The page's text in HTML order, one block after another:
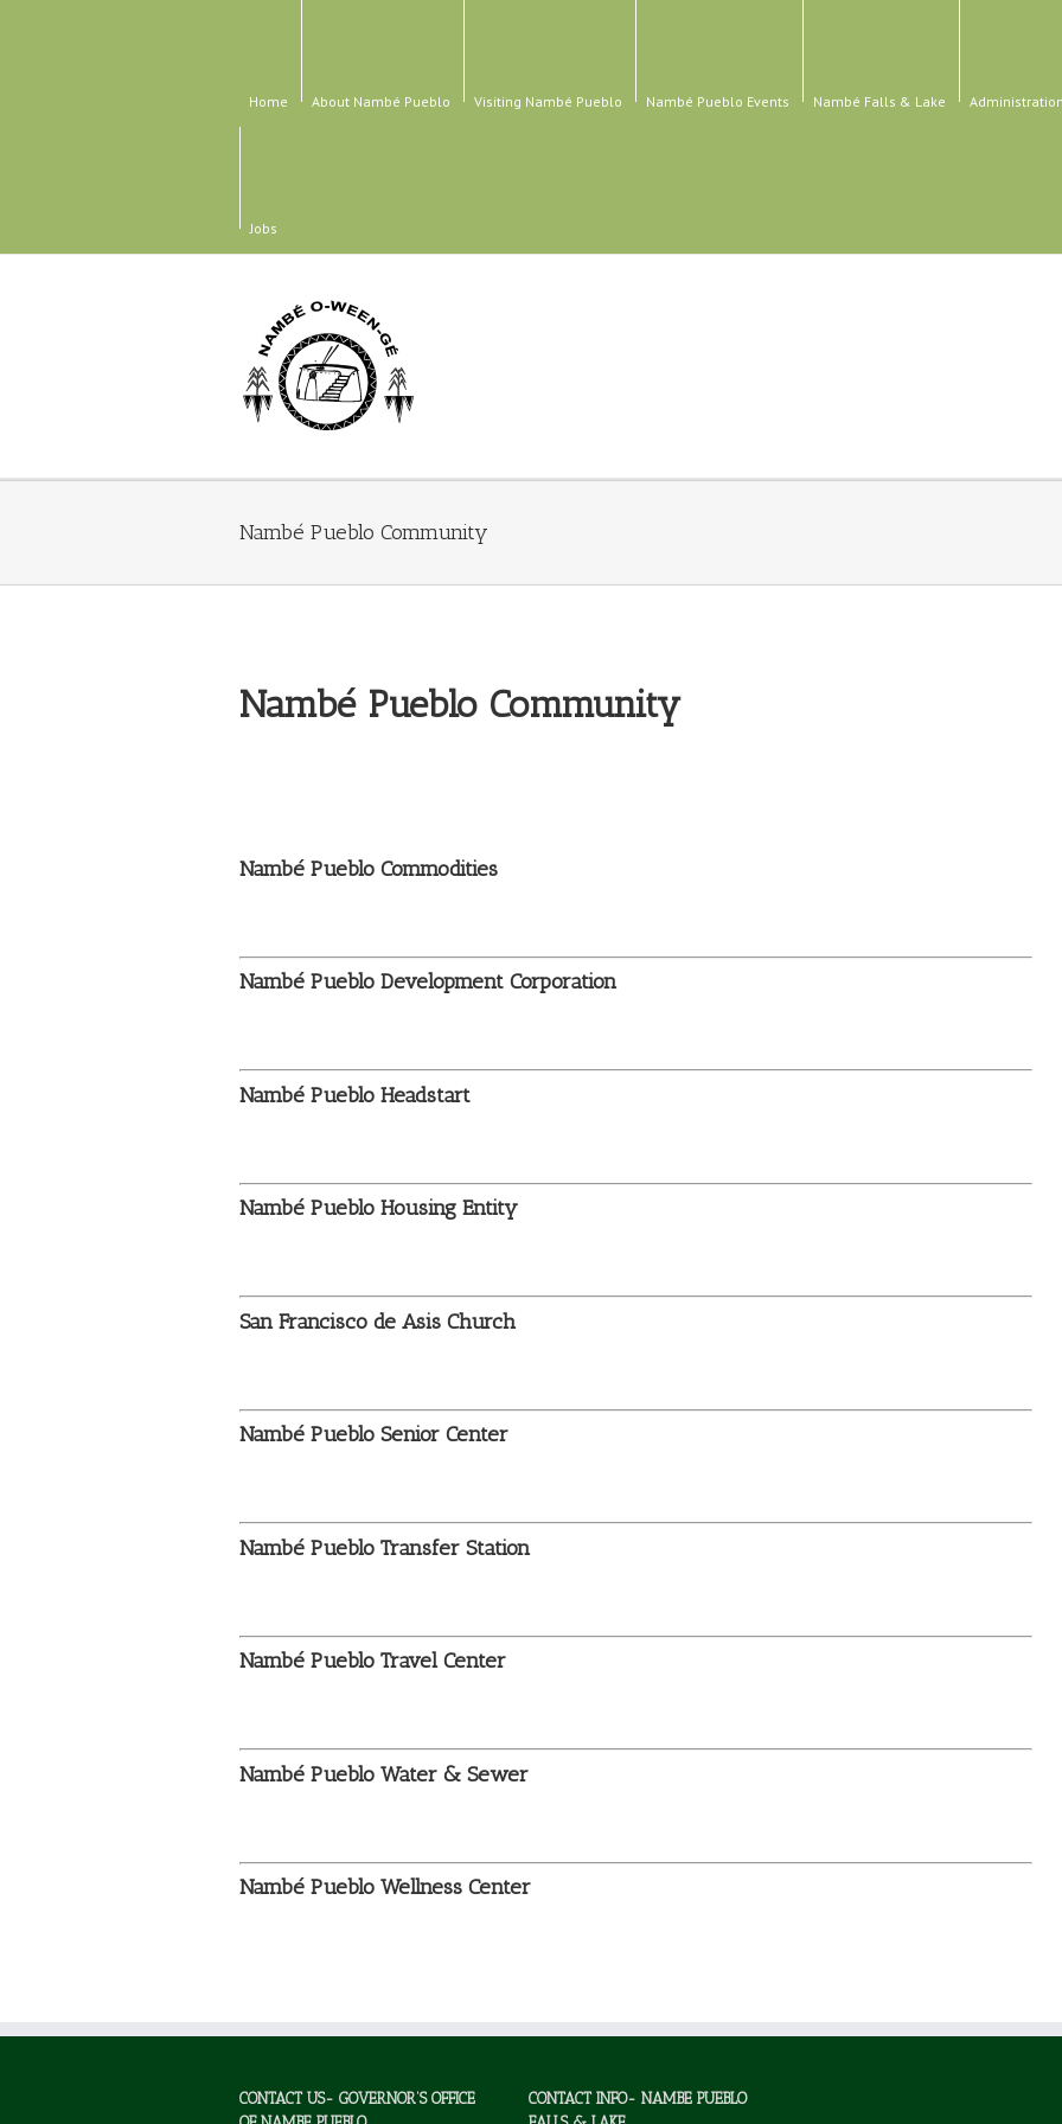
Home About Nambé Pueblo Visiting Nambé Pueblo Nambé Pueblo Events Nambé Falls & Lake Administration
Jobs
Nambé Pueblo Community
Nambé Pueblo Community
Nambé Pueblo Commodities
Nambé Pueblo Development Corporation
Nambé Pueblo Headstart
Nambé Pueblo Housing Entity
San Francisco de Asis Church
Nambé Pueblo Senior Center
Nambé Pueblo Transfer Station
Nambé Pueblo Travel Center
Nambé Pueblo Water & Sewer
Nambé Pueblo Wellness Center
CONTACT US- GOVERNOR’S OFFICE
CONTACT INFO- NAMBE PUEBLO